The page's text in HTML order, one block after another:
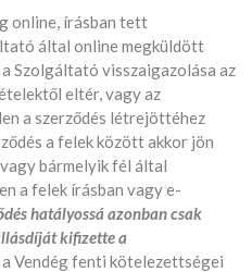
online, írásban tett
által online megküldött
Szolgáltató visszaigazolása az
eltér, vagy az
a szerződés létrejöttéhez
a felek között akkor jön
bármelyik fél által
a felek írásban vagy e-
hatályossá azonban csak
kifizette a
a Vendég fenti kötelezettségei